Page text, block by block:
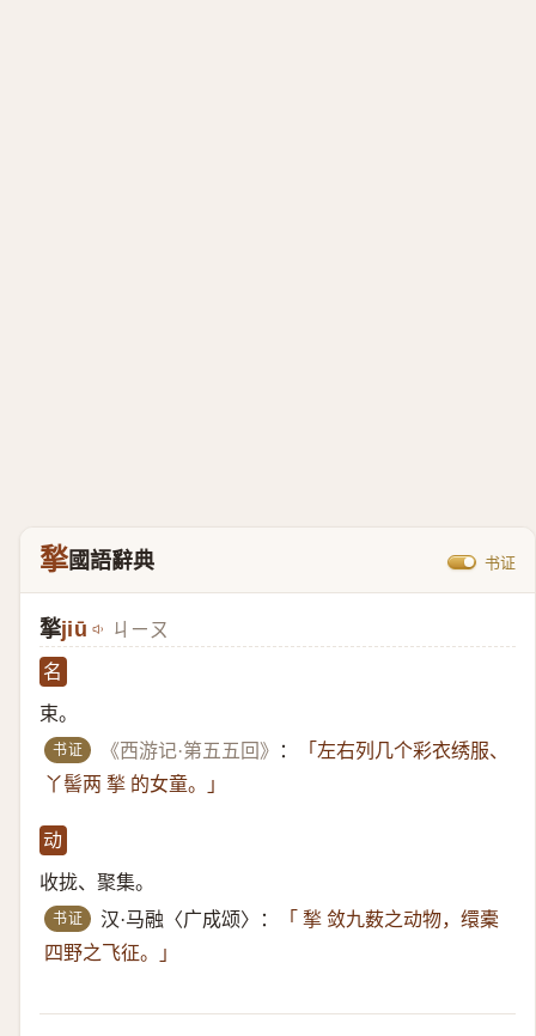
揫國語辭典 书证
揫jiū ㄐㄧㄡ
名
束。
书证 《西游记·第五五回》 ：
「左右列几个彩衣绣服、
丫髻两 揫 的女童。」
动
收拢、聚集。
书证 汉·马融〈广成颂〉：
「 揫 敛九薮之动物，缳橐
四野之飞征。」